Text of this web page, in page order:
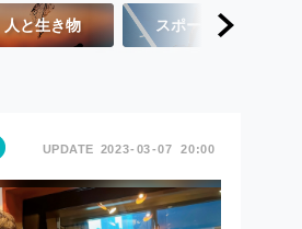
人と生き物 スポーツ
2023 03 07 20:00